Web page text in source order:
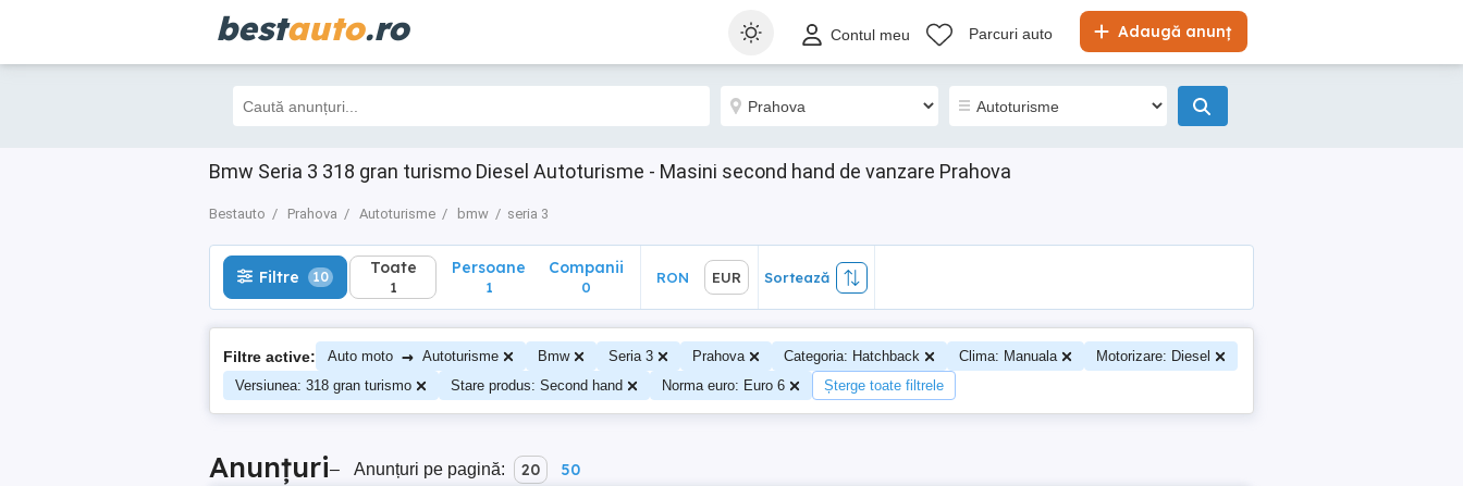
bestauto.ro Adaugă anunț
Contul meu Parcuri auto
Bmw Seria 3 318 gran turismo Diesel Autoturisme - Masini second hand de vanzare Prahova
Bestauto Prahova Autoturisme bmw seria 3
Filtre 10 Toate
1
Sortează
Filtre 10 Toate
1
Persoane
1
Companii
0
RON EUR Sortează
Filtre active: Auto moto → Autoturisme Bmw Seria 3 Prahova Categoria: Hatchback Clima: Manuala
Motorizare: Diesel
Versiunea: 318 gran turismo
Stare produs: Second hand Norma euro: Euro 6 Șterge toate filtrele
Anunțuri– Anunțuri pe pagină: 20 50